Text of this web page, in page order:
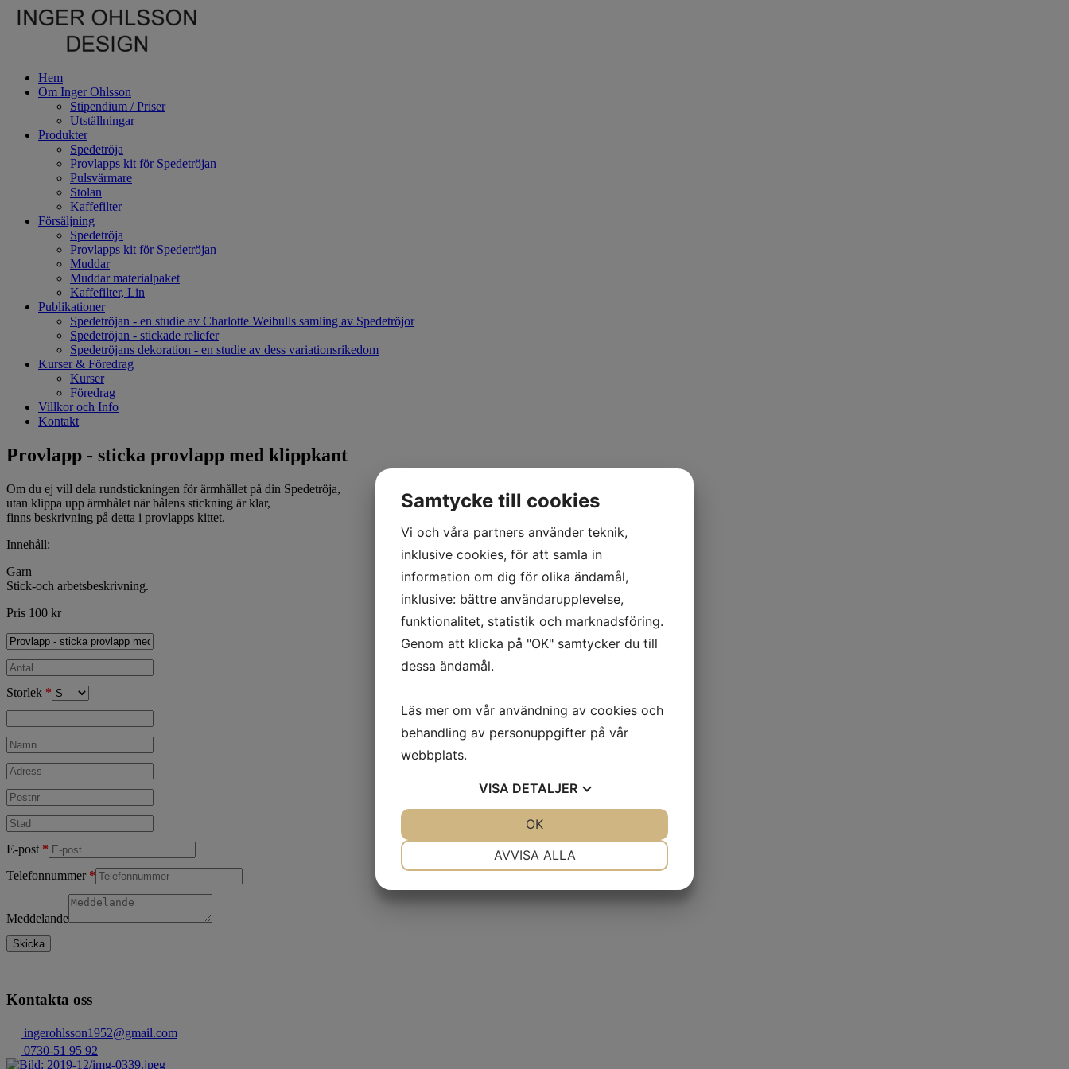
Hem
Om Inger Ohlsson
Stipendium / Priser
Utställningar
Produkter
Spedetröja
Provlapps kit för Spedetröjan
Pulsvärmare
Stolan
Kaffefilter
Försäljning
Spedetröja
Provlapps kit för Spedetröjan
Muddar
Muddar materialpaket
Kaffefilter, Lin
Publikationer
Spedetröjan - en studie av Charlotte Weibulls samling av Spedetröjor
Spedetröjan - stickade reliefer
Spedetröjans dekoration - en studie av dess variationsrikedom
Kurser & Föredrag
Kurser
Föredrag
Villkor och Info
Kontakt
Provlapp - sticka provlapp med klippkant
Om du ej vill dela rundstickningen för ärmhållet på din Spedetröja,
utan klippa upp ärmhålet när bålens stickning är klar,
finns beskrivning på detta i provlapps kittet.
Innehåll:
Garn
Stick-och arbetsbeskrivning.
Pris 100 kr
Storlek
E-post
Telefonnummer
Meddelande
Skicka
Kontakta oss
ingerohlsson1952@gmail.com
0730-51 95 92
Samtycke till cookies
Vi och våra partners använder teknik,
inklusive cookies, för att samla in
information om dig för olika ändamål,
inklusive: bättre användarupplevelse,
funktionalitet, statistik och marknadsföring.
Genom att klicka på "OK" samtycker du till
dessa ändamål.
Läs mer om vår användning av cookies och
behandling av personuppgifter på vår
webbplats.
VISA DETALJER
AVVISA ALLA
OK